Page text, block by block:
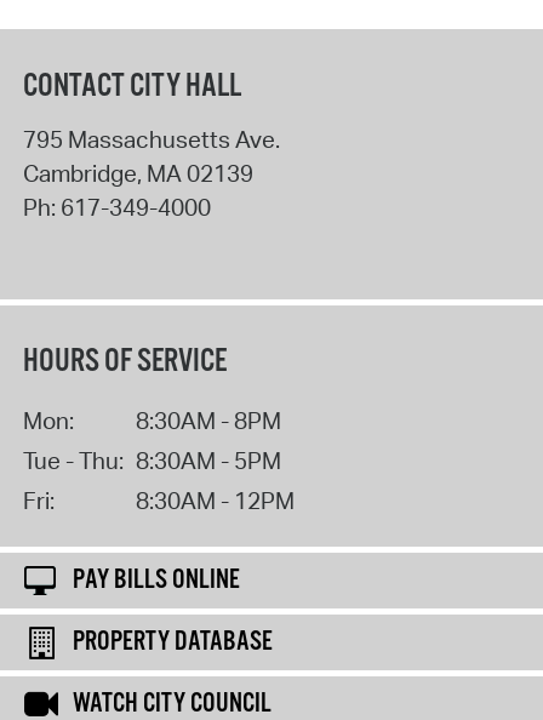
CONTACT CITY HALL
795 Massachusetts Ave.
Cambridge, MA02139
Ph: 617-349-4000
HOURS OF SERVICE
Mon:
8:30AM - 8PM
Tue - Thu: 8:30AM - 5PM
Fri:
8:30AM - 12PM
PAY BILLS ONLINE
PROPERTY DATABASE
WATCH CITY COUNCIL